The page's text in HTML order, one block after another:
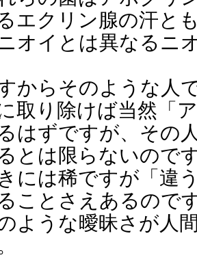
エクリン腺の汗と
オイとは異なるニ
からそのような人
取り除けば当然「
はずですが、その
とは限らないので
には稀ですが「違
ことさえあるので
ような曖昧さが人